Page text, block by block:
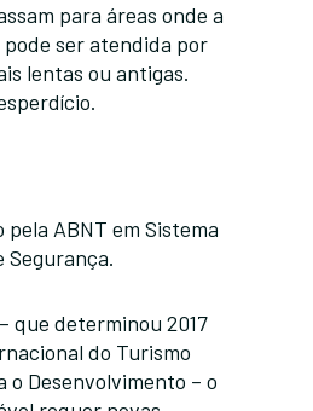
para áreas onde a
pode ser atendida por
lentas ou antigas.
ABNT em Sistema
Segurança.
que determinou 2017
do Turismo
o Desenvolvimento – o